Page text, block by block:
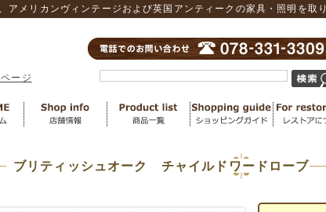
アメリカンヴィンテージおよび英国アンティークの家具・照明を取
ージ
ブリティッシュオーク チャイルドワードローブ